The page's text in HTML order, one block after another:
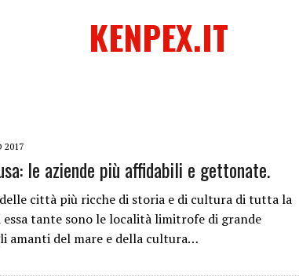
KENPEX.IT
2017
le aziende più affidabili e gettonate.
delle città più ricche di storia e di cultura di tutta la
essa tante sono le località limitrofe di grande
amanti del mare e della cultura…